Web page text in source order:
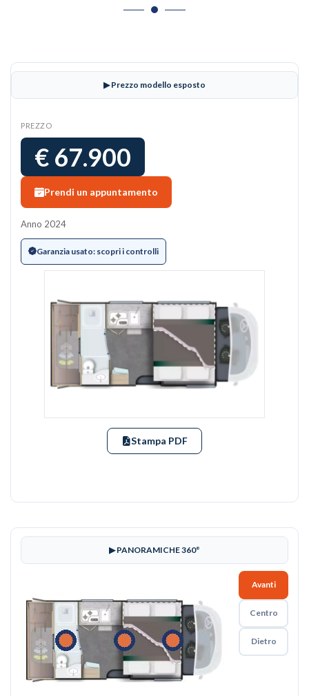
▶ Prezzo modello esposto
PREZZO
€ 67.900
Prendi un appuntamento
Anno 2024
Garanzia usato: scopri i controlli
Stampa PDF
▶ PANORAMICHE 360°
Avanti
Centro
Dietro